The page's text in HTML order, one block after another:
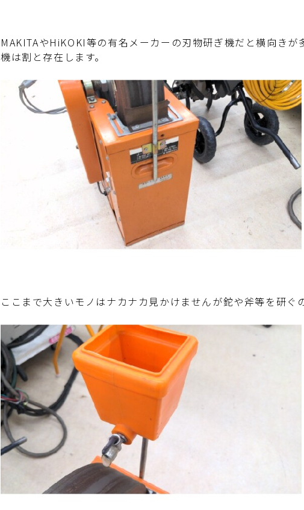
MAKITAやHiKOKI等の有名メーカーの刃物研ぎ機だと横向き
機は割と存在します。
ここまで大きいモノはナカナカ見かけませんが鉈や斧等を研ぐ